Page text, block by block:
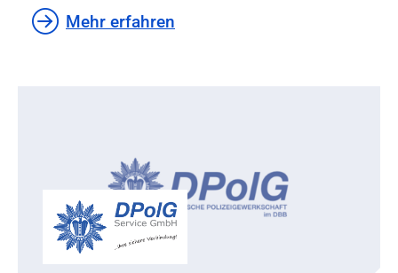
Mehr erfahren